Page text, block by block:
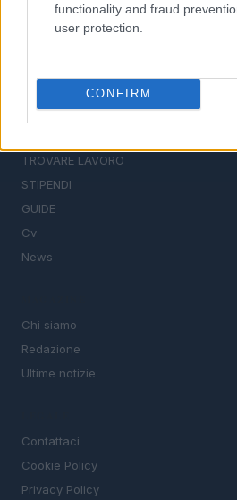
functionality and fraud
user protection.
CONFIRM
Il portale del lavoro e della carriera.
stipendi, guide pratiche per trovare
SEZIONI
TROVARE LAVORO
STIPENDI
GUIDE
Cv
News
Chi siamo
Redazione
Ultime notizie
Contattaci
Cookie Policy
Privacy Policy